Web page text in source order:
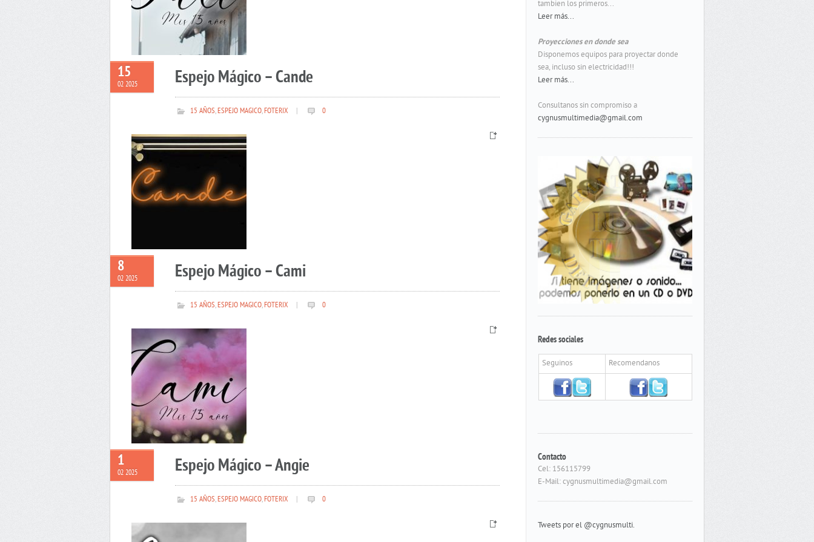
15
02 2025 Espejo Mágico – Cande
15 AÑOS,ESPEJO MAGICO,FOTERIX 0
8
02 2025 Espejo Mágico – Cami
15 AÑOS,ESPEJO MAGICO,FOTERIX 0
1
02 2025 Espejo Mágico – Angie
15 AÑOS,ESPEJO MAGICO,FOTERIX 0
tambien los primeros...
Leer más...
Proyecciones en donde sea
Disponemos equipos para proyectar donde
sea, incluso sin electricidad!!!
Leer más...
Consultanos sin compromiso a
cygnusmultimedia@gmail.com
Seguinos
Contacto
E-Mail: cygnusmultimedia@gmail.com
Tweets por el @cygnusmulti.